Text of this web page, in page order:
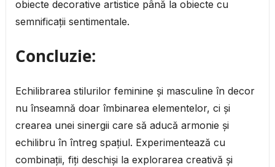
obiecte decorative artistice până la obiecte cu
semnificații sentimentale.
Concluzie:
Echilibrarea stilurilor feminine și masculine în decor
nu înseamnă doar îmbinarea elementelor, ci și
crearea unei sinergii care să aducă armonie și
echilibru în întreg spațiul. Experimentează cu
combinații, fiți deschiși la explorarea creativă și